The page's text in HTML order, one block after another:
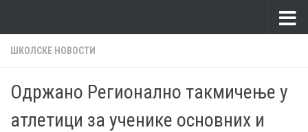
ШКОЛСКЕ НОВОСТИ
Одржано Регионално такмичење у
атлетици за ученике основних и